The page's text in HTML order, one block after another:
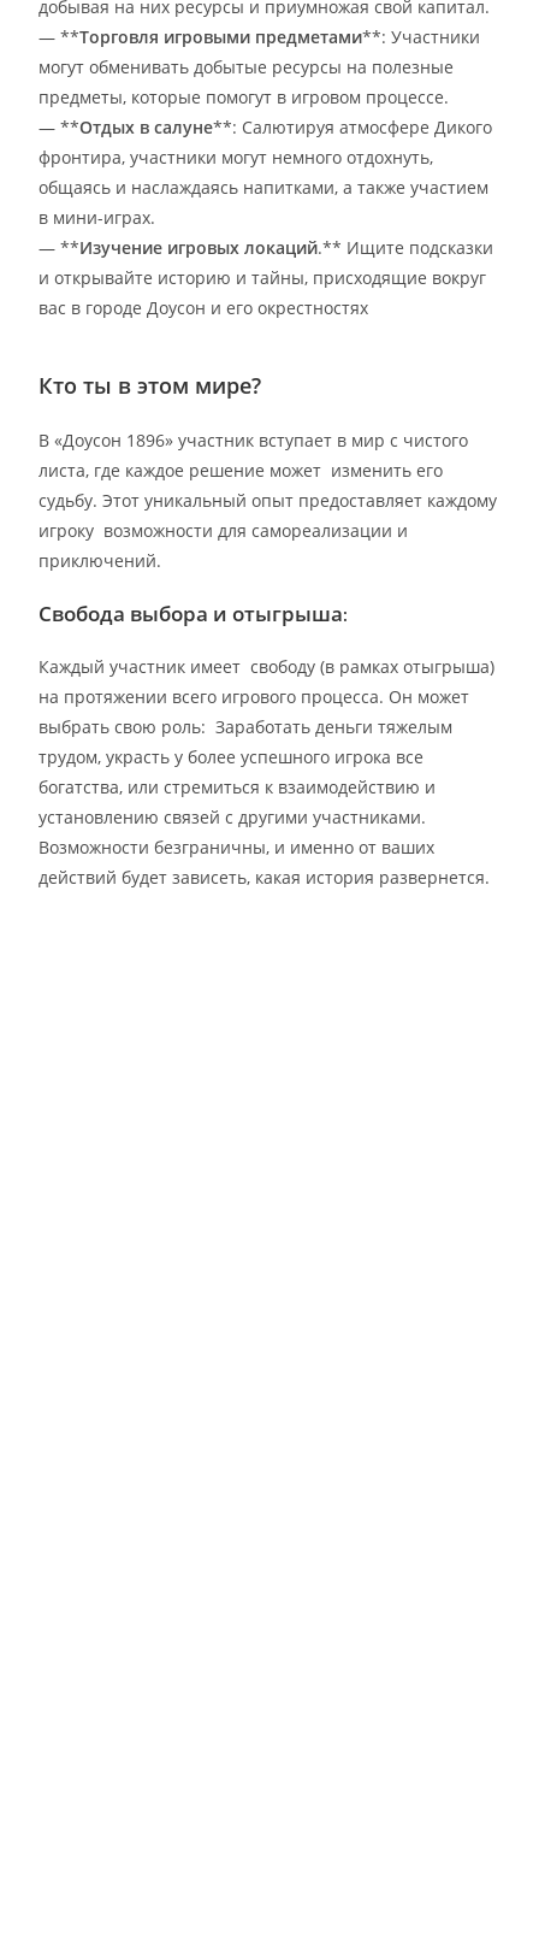
добывая на них ресурсы и приумножая свой капитал.
— **Торговля игровыми предметами**: Участники
могут обменивать добытые ресурсы на полезные
предметы, которые помогут в игровом процессе.
— **Отдых в салуне**: Салютируя атмосфере Дикого
фронтира, участники могут немного отдохнуть,
общаясь и наслаждаясь напитками, а также участием
в мини-играх.
— **Изучение игровых локаций.** Ищите подсказки
и открывайте историю и тайны, присходящие вокруг
вас в городе Доусон и его окрестностях
Кто ты в этом мире?
В «Доусон 1896» участник вступает в мир с чистого
листа, где каждое решение может изменить его
судьбу. Этот уникальный опыт предоставляет каждому
игроку возможности для самореализации и
приключений.
Свобода выбора и отыгрыша:
Каждый участник имеет свободу (в рамках отыгрыша)
на протяжении всего игрового процесса. Он может
выбрать свою роль: Заработать деньги тяжелым
трудом, украсть у более успешного игрока все
богатства, или стремиться к взаимодействию и
установлению связей с другими участниками.
Возможности безграничны, и именно от ваших
действий будет зависеть, какая история развернется.